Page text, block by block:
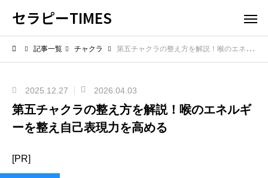
セラピーTIMES
記事一覧 チャクラ 第五チャクラの整え方を解説！喉のエネルギーを整え自己表現力を高める
2025.12.27 2026.04.03
第五チャクラの整え方を解説！喉のエネルギ
ーを整え自己表現力を高める
[PR]